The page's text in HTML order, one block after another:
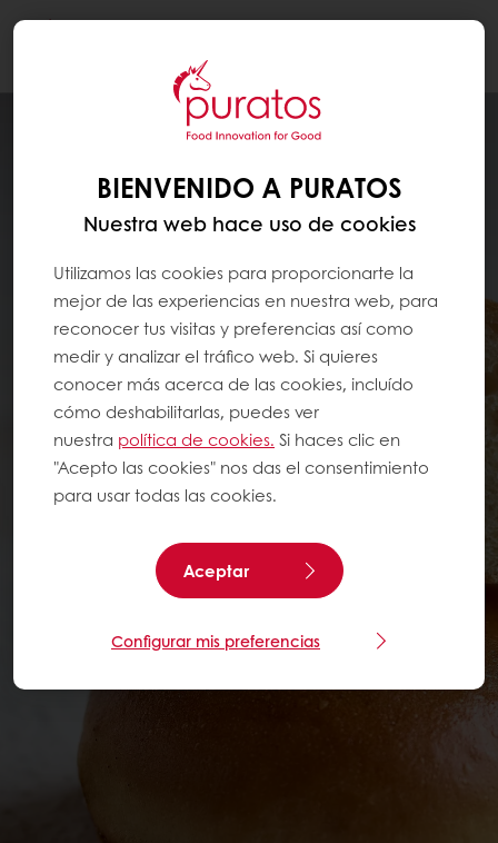
BIENVENIDO A PURATOS
Nuestra web hace uso de cookies
Utilizamos las cookies para proporcionarte la
mejor de las experiencias en nuestra web, para
reconocer tus visitas y preferencias así como
medir y analizar el tráfico web. Si quieres
conocer más acerca de las cookies, incluído
cómo deshabilitarlas, puedes ver
nuestra política de cookies. Si haces clic en
"Acepto las cookies" nos das el consentimiento
para usar todas las cookies.
Aceptar
Configurar mis preferencias